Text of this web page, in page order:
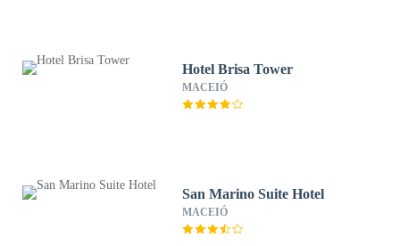
Hotel Brisa Tower
MACEIÓ
San Marino Suite Hotel
MACEIÓ